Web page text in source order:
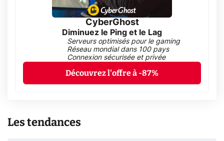
CyberGhost
Diminuez le Ping et le Lag
Serveurs optimisés pour le gaming
Réseau mondial dans 100 pays
Connexion sécurisée et privée
Découvrez l'offre à -87%
Les tendances